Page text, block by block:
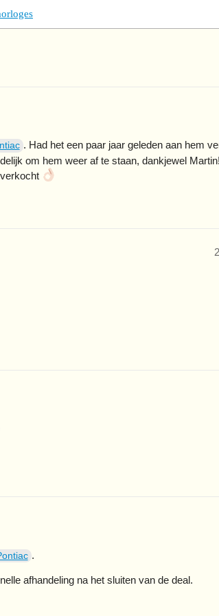
. Had het een paar jaar geleden aan hem
om hem weer af te staan, dankjewel
2
.
afhandeling na het sluiten van de deal.